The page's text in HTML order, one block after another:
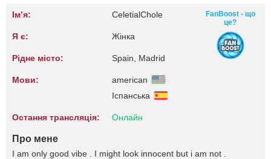
Ім’я: CeletialChole
Я є: Жінка
Рідне місто: Spain, Madrid
Мови:
american
Іспанська
Остання трансляція: Онлайн
FanBoost - що
це?
Про мене
I am only good vibe . I might look innocent but i am not .